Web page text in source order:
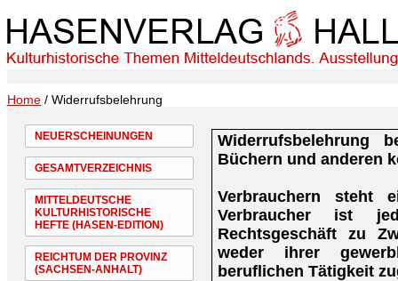
Home / Widerrufsbelehrung
NEUERSCHEINUNGEN
GESAMTVERZEICHNIS
MITTELDEUTSCHE
KULTURHISTORISCHE
HEFTE (HASEN-EDITION)
REICHTUM DER PROVINZ
(SACHSEN-ANHALT)
Widerrufsbelehrung
Büchern und anderen
Verbrauchern steht
Verbraucher ist
Rechtsgeschäft zu
weder ihrer
beruflichen Tätigkeit